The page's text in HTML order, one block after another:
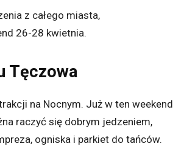
z całego miasta,
26-28 kwietnia.
Tęczowa
na Nocnym. Już w ten weekend
raczyć się dobrym jedzeniem,
ogniska i parkiet do tańców.